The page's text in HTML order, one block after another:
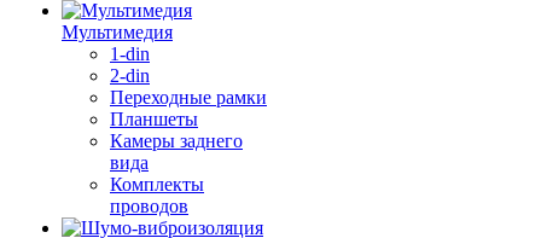
Мультимедия
1-din
2-din
Переходные рамки
Планшеты
Камеры заднего
вида
Комплекты
проводов